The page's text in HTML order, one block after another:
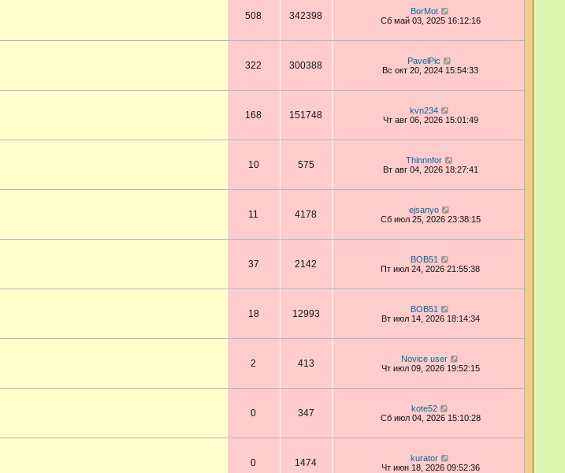
508 342398
BorMot
Сб май 03, 2025 16:12:16
322 300388
PavelPic
Вс окт 20, 2024 15:54:33
168 151748
kvn234
Чт авг 06, 2026 15:01:49
10 575
Thinnnfor
Вт авг 04, 2026 18:27:41
11 4178
ejsanyo
Сб июл 25, 2026 23:38:15
37 2142
BOB51
Пт июл 24, 2026 21:55:38
18 12993
BOB51
Вт июл 14, 2026 18:14:34
2 413
Novice user
Чт июл 09, 2026 19:52:15
0 347
kote52
Сб июл 04, 2026 15:10:28
0 1474
kurator
Чт июн 18, 2026 09:52:36